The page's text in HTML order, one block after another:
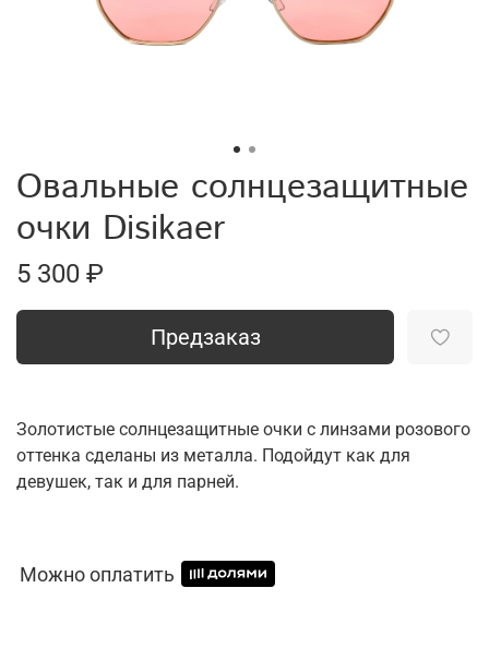
Овальные солнцезащитные
очки Disikaer
5 300 ₽
Предзаказ
Золотистые солнцезащитные очки с линзами розового
оттенка сделаны из металла. Подойдут как для
девушек, так и для парней.
Можно оплатить